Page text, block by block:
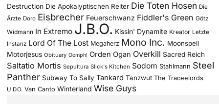
Destruction Die Apokalyptischen Reiter Die Toten Hosen Die
Ärzte Doro Eisbrecher Feuerschwanz Fiddler's Green Götz
Widmann In Extremo J.B.O. Kissin' Dynamite Kreator Letzte
Instanz Lord Of The Lost Megaherz Mono Inc. Moonspell
Motorjesus Obituary Oomph! Orden Ogan Overkill Sacred Reich
Saltatio Mortis Sepultura Slick's Kitchen Sodom Stahlmann Steel
Panther Subway To Sally Tankard Tanzwut The Traceelords
U.D.O. Van Canto Winterland Wise Guys